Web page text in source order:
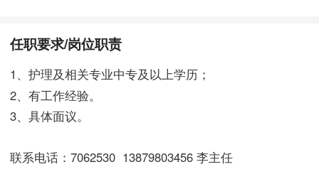
任职要求/岗位职责
1、护理及相关专业中专及以上学历；
2、有工作经验。
3、具体面议。
联系电话：7062530 13879803456 李主任